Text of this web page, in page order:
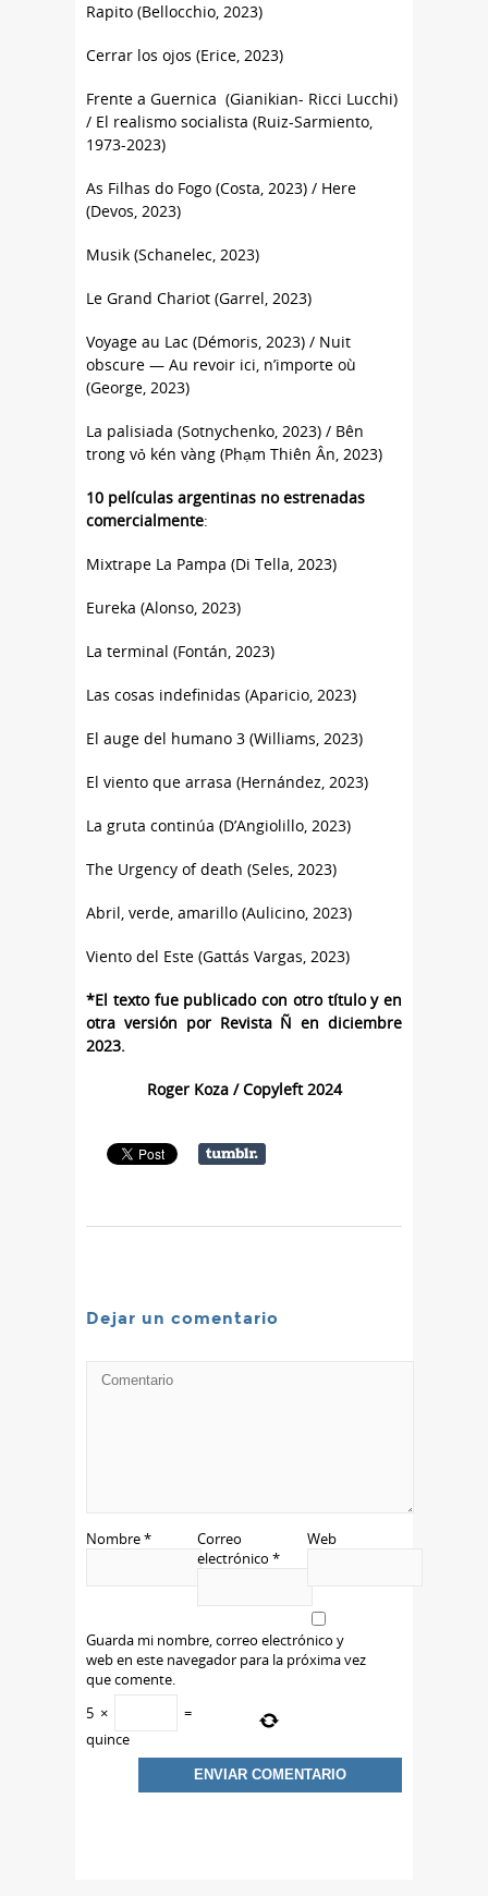
Rapito (Bellocchio, 2023)
Cerrar los ojos (Erice, 2023)
Frente a Guernica (Gianikian- Ricci Lucchi)
/ El realismo socialista (Ruiz-Sarmiento,
1973-2023)
As Filhas do Fogo (Costa, 2023) / Here
(Devos, 2023)
Musik (Schanelec, 2023)
Le Grand Chariot (Garrel, 2023)
Voyage au Lac (Démoris, 2023) / Nuit
obscure — Au revoir ici, n’importe où
(George, 2023)
La palisiada (Sotnychenko, 2023) / Bên
trong vỏ kén vàng (Phạm Thiên Ân, 2023)
10 películas argentinas no estrenadas
comercialmente:
Mixtrape La Pampa (Di Tella, 2023)
Eureka (Alonso, 2023)
La terminal (Fontán, 2023)
Las cosas indefinidas (Aparicio, 2023)
El auge del humano 3 (Williams, 2023)
El viento que arrasa (Hernández, 2023)
La gruta continúa (D’Angiolillo, 2023)
The Urgency of death (Seles, 2023)
Abril, verde, amarillo (Aulicino, 2023)
Viento del Este (Gattás Vargas, 2023)
*El texto fue publicado con otro título y en
otra versión por Revista Ñ en diciembre
2023.
Roger Koza / Copyleft 2024
Dejar un comentario
Nombre*
Correo
electrónico *
Web
Guarda mi nombre, correo electrónico y
web en este navegador para la próxima vez
que comente.
5 ×
=
quince